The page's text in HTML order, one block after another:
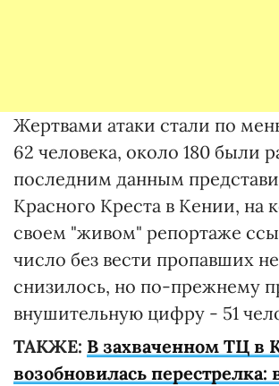
Жертвами атаки стали по
62 человека, около 180 были
последним данным
Красного Креста в Кении, на
своем "живом" репортаже
число без вести пропавших
снизилось, но по-прежнему
внушительную цифру - 51
ТАКЖЕ: В захваченном ТЦ в
возобновилась перестрелка: